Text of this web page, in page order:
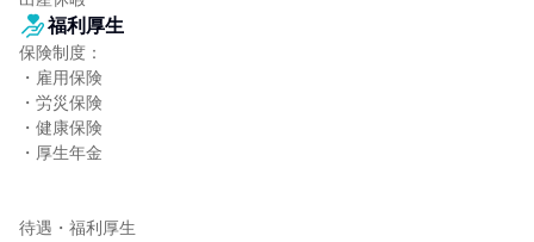
福利厚生
保険制度：
・雇用保険
・労災保険
・健康保険
・厚生年金
待遇・福利厚生